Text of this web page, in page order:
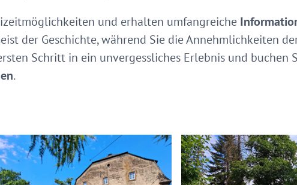
und erhalten umfangreiche
der Geschichte, während Sie die Annehmlichkeiten
Schritt in ein unvergessliches Erlebnis und buchen
.